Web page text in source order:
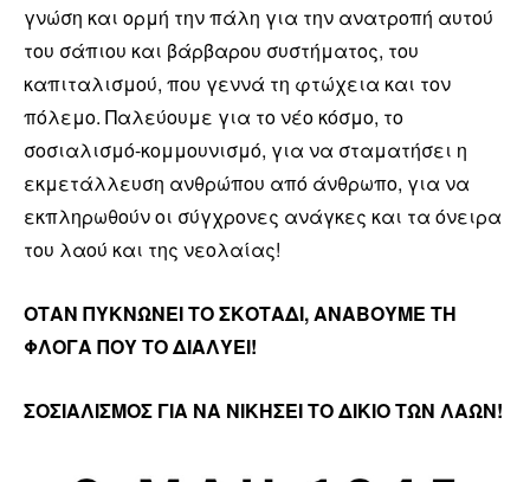
γνώση και ορμή την πάλη για την ανατροπή αυτού
του σάπιου και βάρβαρου συστήματος, του
καπιταλισμού, που γεννά τη φτώχεια και τον
πόλεμο. Παλεύουμε για το νέο κόσμο, το
σοσιαλισμό-κομμουνισμό, για να σταματήσει η
εκμετάλλευση ανθρώπου από άνθρωπο, για να
εκπληρωθούν οι σύγχρονες ανάγκες και τα όνειρα
του λαού και της νεολαίας!
ΟΤΑΝ ΠΥΚΝΩΝΕΙ ΤΟ ΣΚΟΤΑΔΙ, ΑΝΑΒΟΥΜΕ ΤΗ
ΦΛΟΓΑ ΠΟΥ ΤΟ ΔΙΑΛΥΕΙ!
ΣΟΣΙΑΛΙΣΜΟΣ ΓΙΑ ΝΑ ΝΙΚΗΣΕΙ ΤΟ ΔΙΚΙΟ ΤΩΝ ΛΑΩΝ!